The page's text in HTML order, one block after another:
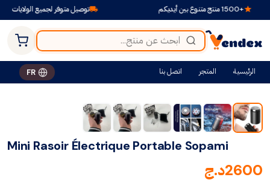
توصيل متوفر لجميع الولايات
الرئيسية المتجر اتصل بنا FR
Mini Rasoir Électrique Portable Sopami
2600د.ج